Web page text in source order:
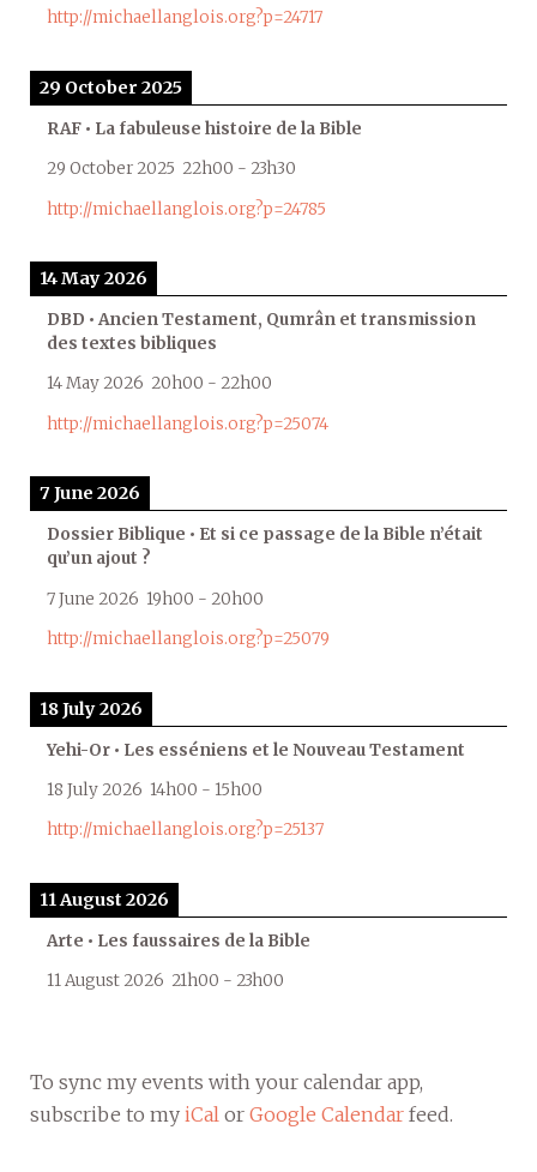
http://michaellanglois.org?p=24717
29 October 2025
RAF • La fabuleuse histoire de la Bible
29 October 2025 22h00 - 23h30
http://michaellanglois.org?p=24785
14 May 2026
DBD • Ancien Testament, Qumrân et transmission
des textes bibliques
14 May 2026 20h00 - 22h00
http://michaellanglois.org?p=25074
7 June 2026
Dossier Biblique • Et si ce passage de la Bible n’était
qu’un ajout ?
7 June 2026 19h00 - 20h00
http://michaellanglois.org?p=25079
18 July 2026
Yehi-Or • Les esséniens et le Nouveau Testament
18 July 2026 14h00 - 15h00
http://michaellanglois.org?p=25137
11 August 2026
Arte • Les faussaires de la Bible
11 August 2026 21h00 - 23h00
To sync my events with your calendar app,
subscribe to my iCal or Google Calendar feed.